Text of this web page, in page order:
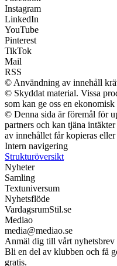
Instagram
LinkedIn
YouTube
Pinterest
TikTok
Mail
RSS
© Användning av innehåll
© Skyddat material. Vissa
som kan ge oss en ekonomisk
© Denna sida är föremål för
partners och kan tjäna
av innehållet får kopieras
Intern navigering
Strukturöversikt
Nyheter
Samling
Textuniversum
Nyhetsflöde
VardagsrumStil.se
Mediao
media@mediao.se
Anmäl dig till vårt nyhetsbrev
Bli en del av klubben och få
gratis.